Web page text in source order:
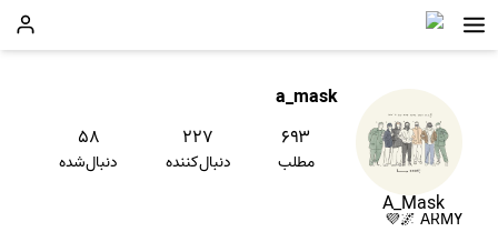
a_mask
۶۹۳
مطلب
۲۲۷
دنبال‌کننده
۵۸
دنبال‌شده
A_Mask
ARMY 🌌💜